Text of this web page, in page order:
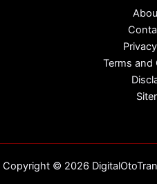
Terms and
Copyright © 2026